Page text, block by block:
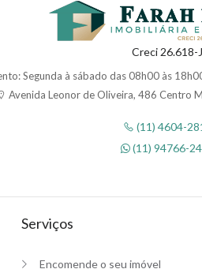
Creci 26.618-J
Segunda à sábado das 08h00 às
Avenida Leonor de Oliveira, 486 Centro
(11) 4604-
(11) 94766-
Serviços
Encomende o seu imóvel